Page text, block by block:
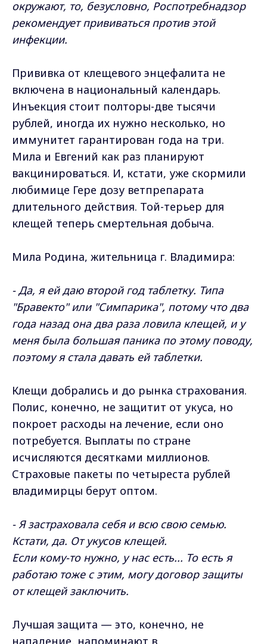
окружают, то, безусловно, Роспотребнадзор
рекомендует прививаться против этой
инфекции.
Прививка от клещевого энцефалита не
включена в национальный календарь.
Инъекция стоит полторы-две тысячи
рублей, иногда их нужно несколько, но
иммунитет гарантирован года на три.
Мила и Евгений как раз планируют
вакцинироваться. И, кстати, уже скормили
любимице Гере дозу ветпрепарата
длительного действия. Той-терьер для
клещей теперь смертельная добыча.
Мила Родина, жительница г. Владимира:
- Да, я ей даю второй год таблетку. Типа
"Бравекто" или "Симпарика", потому что два
года назад она два раза ловила клещей, и у
меня была большая паника по этому поводу,
поэтому я стала давать ей таблетки.
Клещи добрались и до рынка страхования.
Полис, конечно, не защитит от укуса, но
покроет расходы на лечение, если оно
потребуется. Выплаты по стране
исчисляются десятками миллионов.
Страховые пакеты по четыреста рублей
владимирцы берут оптом.
- Я застраховала себя и всю свою семью.
Кстати, да. От укусов клещей.
Если кому-то нужно, у нас есть... То есть я
работаю тоже с этим, могу договор защиты
от клещей заключить.
Лучшая защита — это, конечно, не
нападение, напоминают в